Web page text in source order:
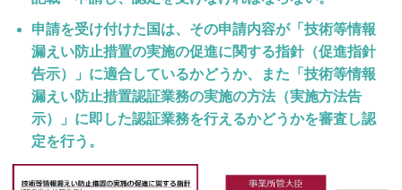
申請を受け付けた国は、その申請内容が「技術等情報
漏えい防止措置の実施の促進に関する指針（促進指針
告示）」に適合しているかどうか、また「技術等情報
漏えい防止措置認証業務の実施の方法（実施方法告
示）」に即した認証業務を行えるかどうかを審査し認
定を行う。